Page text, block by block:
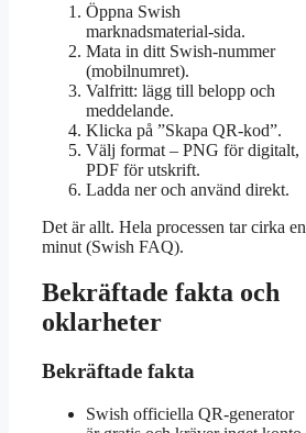
Öppna Swish
marknadsmaterial-sida.
Mata in ditt Swish-nummer
(mobilnumret).
Valfritt: lägg till belopp och
meddelande.
Klicka på ”Skapa QR-kod”.
Välj format – PNG för digitalt,
PDF för utskrift.
Ladda ner och använd direkt.
Det är allt. Hela processen tar cirka en
minut (Swish FAQ).
Bekräftade fakta och
oklarheter
Bekräftade fakta
Swish officiella QR-generator